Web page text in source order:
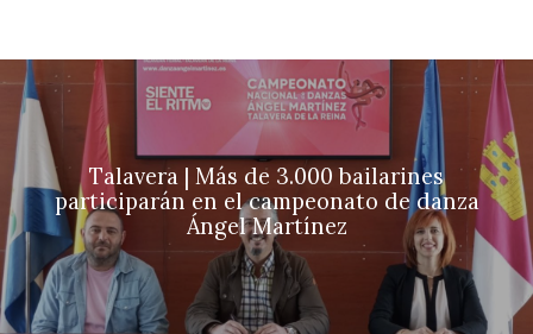
Talavera | Más de 3.000 bailarines
participarán en el campeonato de danza
Ángel Martínez